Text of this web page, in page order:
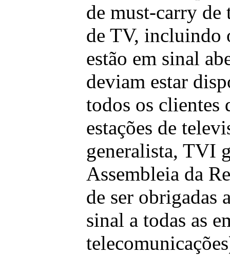
de must-carry de
de TV, incluindo
estão em sinal
deviam estar
todos os clientes
estações de
generalista, TVI
Assembleia da
de ser obrigadas
sinal a todas as